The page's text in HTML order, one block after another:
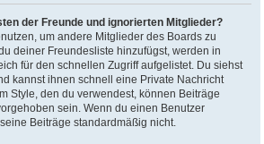
der Freunde und ignorierten Mitglieder?
um andere Mitglieder des Boards zu
deiner Freundesliste hinzufügst, werden in
für den schnellen Zugriff aufgelistet. Du siehst
kannst ihnen schnell eine Private Nachricht
Style, den du verwendest, können Beiträge
sein. Wenn du einen Benutzer
Beiträge standardmäßig nicht.